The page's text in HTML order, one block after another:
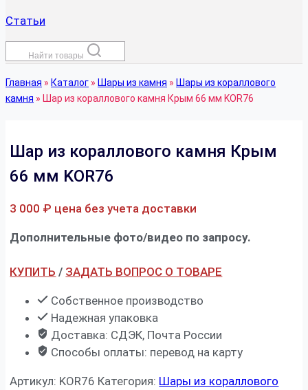
Статьи
Найти товары
Главная » Каталог » Шары из камня » Шары из кораллового
камня » Шар из кораллового камня Крым 66 мм KOR76
Шар из кораллового камня Крым
66 мм KOR76
3 000 ₽ цена без учета доставки
Дополнительные фото/видео по запросу.
КУПИТЬ / ЗАДАТЬ ВОПРОС О ТОВАРЕ
Собственное производство
Надежная упаковка
Доставка: СДЭК, Почта России
Способы оплаты: перевод на карту
Артикул: KOR76 Категория: Шары из кораллового